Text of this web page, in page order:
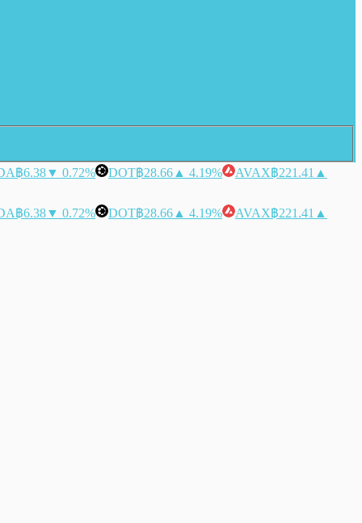
฿6.38▼ 0.72% DOT฿28.66 ▲ 4.19% AVAX฿221.41 ▲
฿6.38▼ 0.72% DOT฿28.66 ▲ 4.19% AVAX฿221.41 ▲